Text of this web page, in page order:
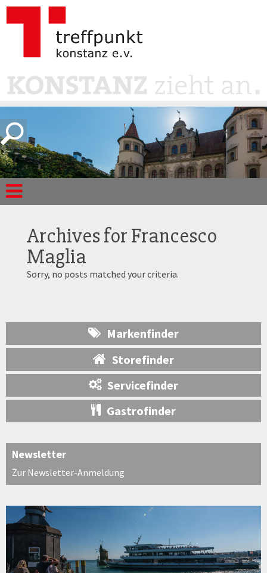
Archives forFrancesco
Maglia
Sorry, no posts matched your criteria.
Markenfinder
Storefinder
Servicefinder
Gastrofinder
Newsletter
Zur Newsletter-Anmeldung